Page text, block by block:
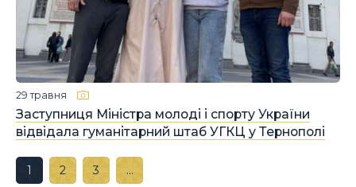
Заступниця Міністра молоді і спорту України
відвідала гуманітарний штаб УГКЦ у Тернополі
29 травня
1 2 3 …